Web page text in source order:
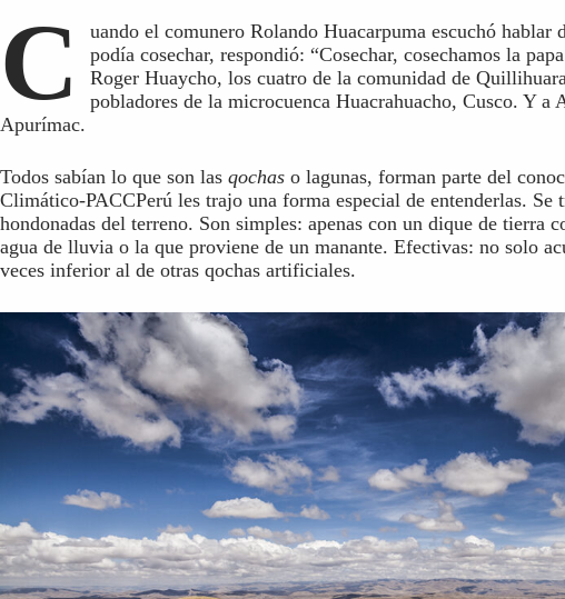
C
uando el comunero Rolando Huacarpuma escuchó
podía cosechar, respondió: “Cosechar, cosechamos la
Roger Huaycho, los cuatro de la comunidad de
pobladores de la microcuenca Huacrahuacho, Cusco. Y
Apurímac.
Todos sabían lo que son las qochas o lagunas, forman parte del
Climático-PACCPerú les trajo una forma especial de entenderlas.
hondonadas del terreno. Son simples: apenas con un dique de
agua de lluvia o la que proviene de un manante. Efectivas: no solo
veces inferior al de otras qochas artificiales.